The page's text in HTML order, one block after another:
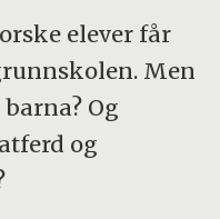
elever får
Men
Og
og